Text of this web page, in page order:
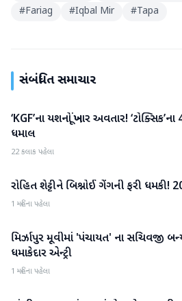
#Fariag #Iqbal Mir #Tapa
સંબંધિત સમાચાર
મનોરંજન
‘KGF’ના યશનો ખૂંખાર અવતાર!
ધમાલ
22 કલાક પહેલા
મનોરંજન
રોહિત શેટ્ટીને બિશ્નોઈ ગેંગની ફરી ધમકી!
1 મહિના પહેલા
મનોરંજન
મિર્ઝાપુર મૂવીમાં 'પંચાયત' ના સચિવજી
ધમાકેદાર એન્ટ્રી
1 મહિના પહેલા